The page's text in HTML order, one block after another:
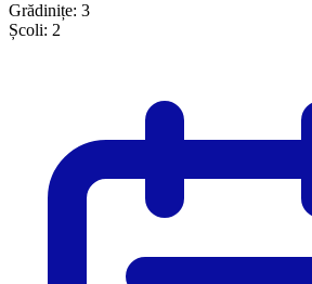
Grădinițe: 3
Școli: 2